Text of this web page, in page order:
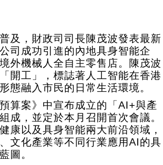
及，財政司司長陳茂波發表最新
司成功引進的內地具身智能企
外機械人全自主零售店。陳茂波
開工」，標誌著人工智能在香港
態融入市民的日常生活環境。
算案》中宣布成立的「AI+與產
成，並定於本月召開首次會議。
康以及具身智能兩大前沿領域，
文化產業等不同行業應用AI的具
圖。